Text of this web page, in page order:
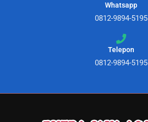
Whatsapp
0812-9894-5195
Telepon
0812-9894-5195